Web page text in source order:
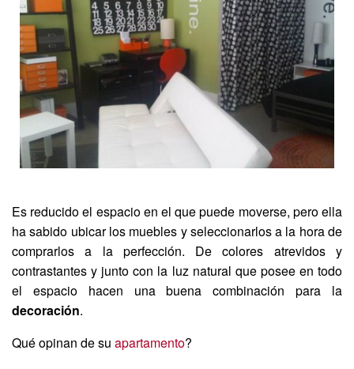
Es reducido el espacio en el que puede moverse, pero ella
ha sabido ubicar los muebles y seleccionarlos a la hora de
comprarlos a la perfección. De colores atrevidos y
contrastantes y junto con la luz natural que posee en todo
el espacio hacen una buena combinación para la
decoración.
Qué opinan de su apartamento?